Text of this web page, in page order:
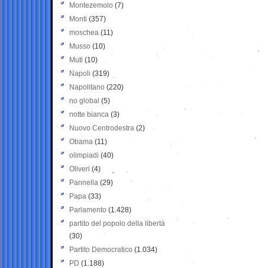
Montezemolo (7)
Monti (357)
moschea (11)
Musso (10)
Muti (10)
Napoli (319)
Napolitano (220)
no global (5)
notte bianca (3)
Nuovo Centrodestra (2)
Obama (11)
olimpiadi (40)
Oliveri (4)
Pannella (29)
Papa (33)
Parlamento (1.428)
partito del popolo della libertà
(30)
Partito Democratico (1.034)
PD (1.188)